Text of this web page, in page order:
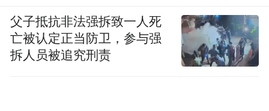
父子抵抗非法强拆致一人死
亡被认定正当防卫，参与强
拆人员被追究刑责